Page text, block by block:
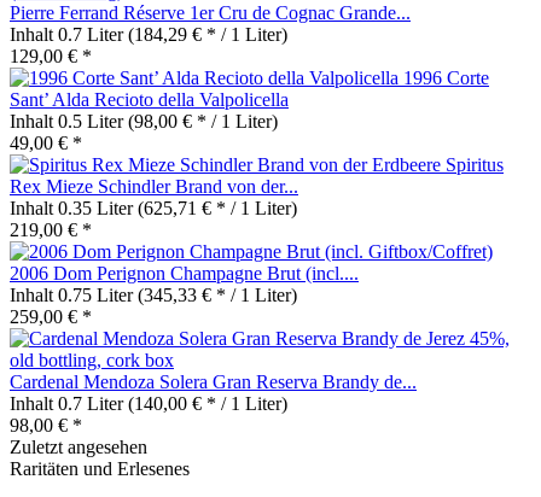
Pierre Ferrand Réserve 1er Cru de Cognac Grande...
Inhalt 0.7 Liter(184,29 € * / 1 Liter)
129,00 € *
1996 Corte
Sant’ Alda Recioto della Valpolicella
Inhalt 0.5 Liter(98,00 € * / 1 Liter)
49,00 € *
Spiritus
Rex Mieze Schindler Brand von der...
Inhalt 0.35 Liter(625,71 € * / 1 Liter)
219,00 € *
2006 Dom Perignon Champagne Brut (incl....
Inhalt 0.75 Liter(345,33 € * / 1 Liter)
259,00 € *
Cardenal Mendoza Solera Gran Reserva Brandy de...
Inhalt 0.7 Liter(140,00 € * / 1 Liter)
98,00 € *
Zuletzt angesehen
Raritäten und Erlesenes